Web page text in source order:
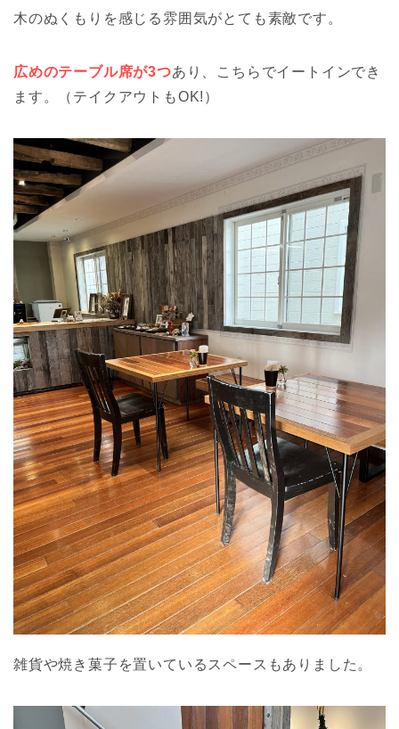
木のぬくもりを感じる雰囲気がとても素敵です。
広めのテーブル席が3つあり、こちらでイートインでき
ます。（テイクアウトもOK!）
雑貨や焼き菓子を置いているスペースもありました。